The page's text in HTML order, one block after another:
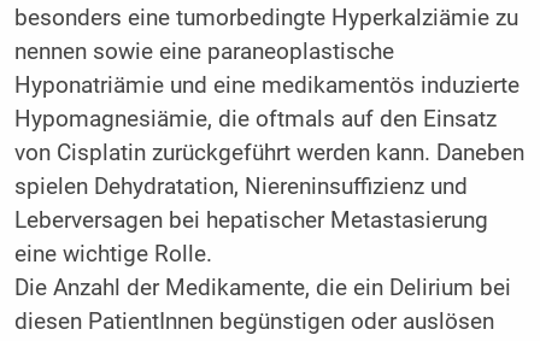
besonders eine tumorbedingte Hyperkalziämie zu
nennen sowie eine paraneoplastische
Hyponatriämie und eine medikamentös induzierte
Hypomagnesiämie, die oftmals auf den Einsatz
von Cisplatin zurückgeführt werden kann. Daneben
spielen Dehydratation, Niereninsuffizienz und
Leberversagen bei hepatischer Metastasierung
eine wichtige Rolle.
Die Anzahl der Medikamente, die ein Delirium bei
diesen PatientInnen begünstigen oder auslösen